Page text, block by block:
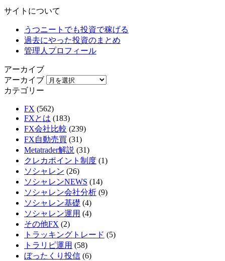
サイトについて
うつニートでも投資で稼げる
過去にやった投資のまとめ
管理人プロフィール
アーカイブ
アーカイブ
カテゴリー
FX (562)
FXとは (183)
FX会社比較 (239)
FX自動売買 (31)
Metatrader解説 (31)
クレカポイント制度 (1)
ソシャレン (26)
ソシャレンNEWS (14)
ソシャレン会社分析 (9)
ソシャレン基礎 (4)
ソシャレン運用 (4)
その他FX (2)
トラッキングトレード (5)
トラリピ運用 (58)
ぼったくり投信 (6)